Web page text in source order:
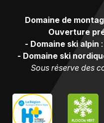
Domaine de
Ouverture
- Domaine ski alpin :
- Domaine ski
Sous réserve des